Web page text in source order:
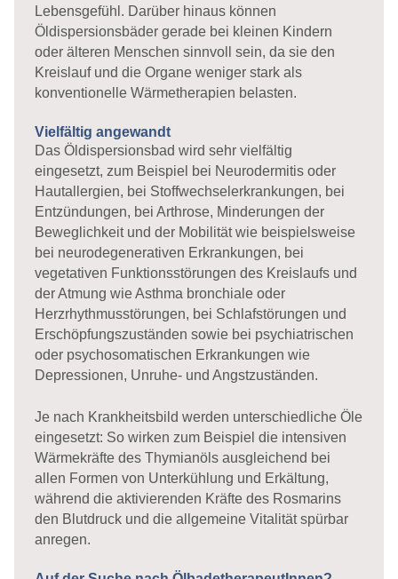
Lebensgefühl. Darüber hinaus können
Öldispersionsbäder gerade bei kleinen Kindern
oder älteren Menschen sinnvoll sein, da sie den
Kreislauf und die Organe weniger stark als
konventionelle Wärmetherapien belasten.
Vielfältig angewandt
Das Öldispersionsbad wird sehr vielfältig
eingesetzt, zum Beispiel bei Neurodermitis oder
Hautallergien, bei Stoffwechselerkrankungen, bei
Entzündungen, bei Arthrose, Minderungen der
Beweglichkeit und der Mobilität wie beispielsweise
bei neurodegenerativen Erkrankungen, bei
vegetativen Funktionsstörungen des Kreislaufs und
der Atmung wie Asthma bronchiale oder
Herzrhythmusstörungen, bei Schlafstörungen und
Erschöpfungszuständen sowie bei psychiatrischen
oder psychosomatischen Erkrankungen wie
Depressionen, Unruhe- und Angstzuständen.
Je nach Krankheitsbild werden unterschiedliche Öle
eingesetzt: So wirken zum Beispiel die intensiven
Wärmekräfte des Thymianöls ausgleichend bei
allen Formen von Unterkühlung und Erkältung,
während die aktivierenden Kräfte des Rosmarins
den Blutdruck und die allgemeine Vitalität spürbar
anregen.